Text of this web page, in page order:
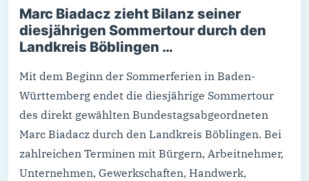
Marc Biadacz zieht Bilanz seiner
diesjährigen Sommertour durch den
Landkreis Böblingen …
Mit dem Beginn der Sommerferien in Baden-
Württemberg endet die diesjährige Sommertour
des direkt gewählten Bundestagsabgeordneten
Marc Biadacz durch den Landkreis Böblingen. Bei
zahlreichen Terminen mit Bürgern, Arbeitnehmer,
Unternehmen, Gewerkschaften, Handwerk,